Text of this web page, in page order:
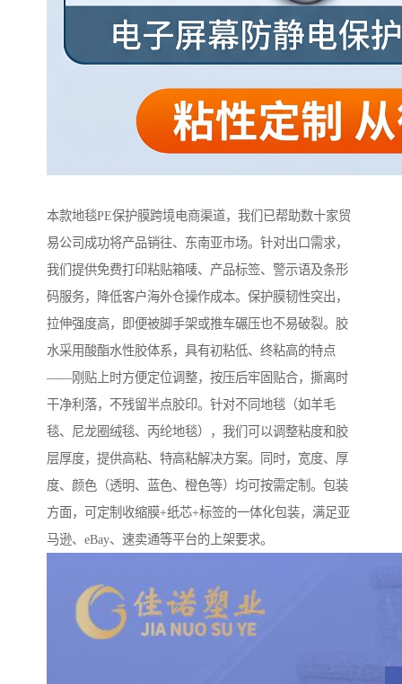
本款地毯PE保护膜跨境电商渠道，我们已帮助数十家贸
易公司成功将产品销往、东南亚市场。针对出口需求，
我们提供免费打印粘贴箱唛、产品标签、警示语及条形
码服务，降低客户海外仓操作成本。保护膜韧性突出，
拉伸强度高，即便被脚手架或推车碾压也不易破裂。胶
水采用酸酯水性胶体系，具有初粘低、终粘高的特点
——刚贴上时方便定位调整，按压后牢固贴合，撕离时
干净利落，不残留半点胶印。针对不同地毯（如羊毛
毯、尼龙圈绒毯、丙纶地毯），我们可以调整粘度和胶
层厚度，提供高粘、特高粘解决方案。同时，宽度、厚
度、颜色（透明、蓝色、橙色等）均可按需定制。包装
方面，可定制收缩膜+纸芯+标签的一体化包装，满足亚
马逊、eBay、速卖通等平台的上架要求。